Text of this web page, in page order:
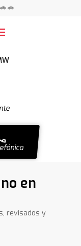
⭐
en
revisados y